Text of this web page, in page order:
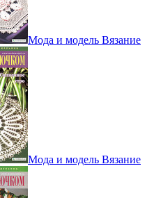
Мода и модель Вязание
Мода и модель Вязание